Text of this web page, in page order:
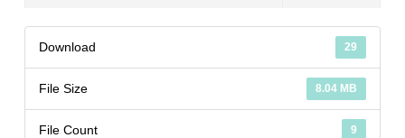
29
Download
8.04 MB
File Size
9
File Count